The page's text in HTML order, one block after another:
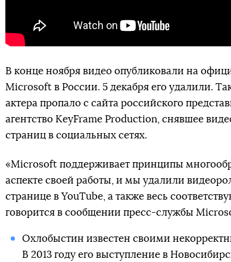
В конце ноября видео опубликовали на
Microsoft в России. 5 декабря его удалили.
актера пропало с сайта российского
агентство KeyFrame Production, снявшее
страниц в социальных сетях.
«Microsoft поддерживает принципы
аспекте своей работы, и мы удалили
странице в YouTube, а также весь
говорится в сообщении пресс-службы
Охлобыстин известен своими
В 2013 году его выступление в